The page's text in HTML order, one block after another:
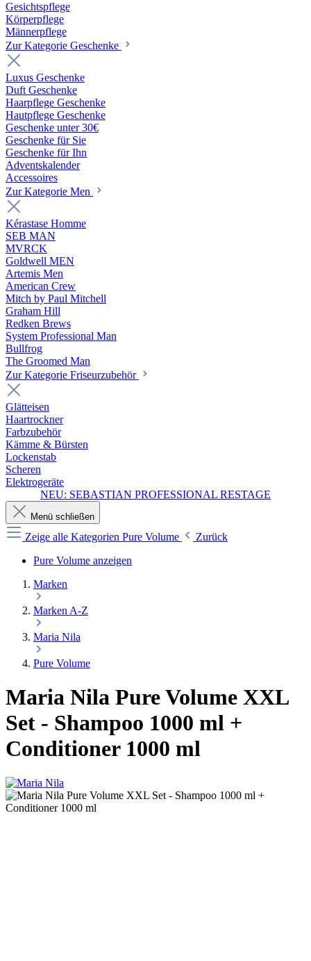
Gesichtspflege
Körperpflege
Männerpflege
Zur Kategorie Geschenke
Luxus Geschenke
Duft Geschenke
Haarpflege Geschenke
Hautpflege Geschenke
Geschenke unter 30€
Geschenke für Sie
Geschenke für Ihn
Adventskalender
Accessoires
Zur Kategorie Men
Kérastase Homme
SEB MAN
MVRCK
Goldwell MEN
Artemis Men
American Crew
Mitch by Paul Mitchell
Graham Hill
Redken Brews
System Professional Man
Bullfrog
The Groomed Man
Zur Kategorie Friseurzubehör
Glätteisen
Haartrockner
Farbzubehör
Kämme & Bürsten
Lockenstab
Scheren
Elektrogeräte
NEU: SEBASTIAN PROFESSIONAL RESTAGE
Menü schließen
Zeige alle Kategorien Pure Volume
Zurück
Pure Volume anzeigen
Marken
Marken A-Z
Maria Nila
Pure Volume
Maria Nila Pure Volume XXL
Set - Shampoo 1000 ml +
Conditioner 1000 ml